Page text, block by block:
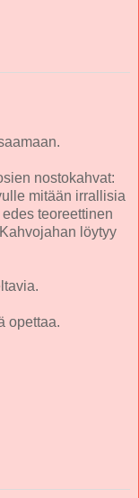
nostokahvat:
mitään irrallisia
teoreettinen
löytyy
opettaa.